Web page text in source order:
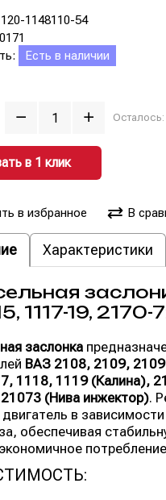
1148110-54
Есть в наличии
Осталось:
в 1 клик
в избранное В
Характеристики
1117-19,
заслонка
ВАЗ 2108, 2109,
1118, 1119 (Калина),
(Нива инжектор).
двигатель в
обеспечивая